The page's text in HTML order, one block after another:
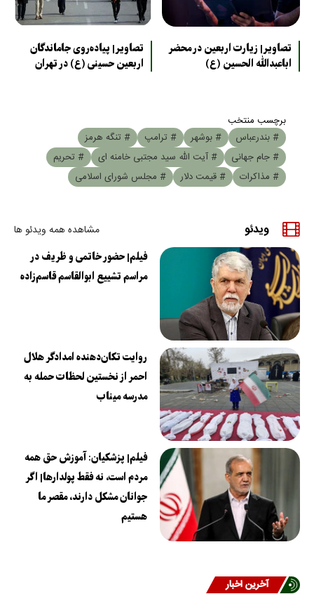
تصاویر| زیارت اربعین در محضر
اباعبدالله الحسین (ع)
تصاویر| پیاده‌روی جاماندگان
اربعین حسینی (ع) در تهران
برچسب منتخب
# بندرعباس
# بوشهر # ترامپ
# تنگه هرمز
# جام جهانی
# آیت الله سید مجتبی خامنه ای
# تحریم
# مذاکرات
# قیمت دلار # مجلس شورای اسلامی
ویدئو مشاهده همه ویدئو ها
فیلم| حضور خاتمی و ظریف در
مراسم تشییع ابوالقاسم قاسم‌زاده
روایت تکان‌دهنده امدادگر هلال
احمر از نخستین لحظات حمله به
مدرسه میناب
فیلم| پزشکیان: آموزش حق همه
مردم است، نه فقط پولدارها| اگر
جوانان مشکل دارند، مقصر ما
هستیم
آخرین اخبار